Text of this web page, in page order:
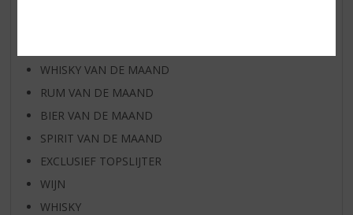
WHISKY VAN DE MAAND
RUM VAN DE MAAND
BIER VAN DE MAAND
SPIRIT VAN DE MAAND
EXCLUSIEF TOPSLIJTER
WIJN
WHISKY